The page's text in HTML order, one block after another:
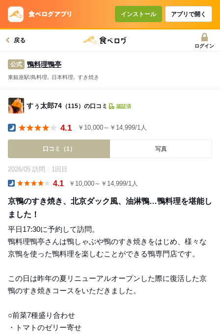
インストール アプリで開く
戻る
ログイン
公式 鴨料理鴨亭
東銀座駅/鳥料理､ 日本料理､ すき焼き
すぅ太郎74 （115）の口コミ 認証済
4.1 ￥10,000～￥14,999/1人
口コミ（1） 写真
2026/05 訪問 1回目
4.1 ￥10,000～￥14,999/1人
京鴨のすき焼き、北京ダック風、油淋鴨…鴨料理を堪能し
ました！
平日17:30に予約して訪問。
鴨料理鴨亭さんは鴨しゃぶや鴨のすき焼きをはじめ、様々な
京鴨を使った鴨料理を楽しむことができる鴨専門店です。
この日は昨年の夏リニューアルオープンした際に復活した京
鴨のすき焼きコースをいただきました。
○前菜7種盛り合わせ
・トマトのゼリー寄せ